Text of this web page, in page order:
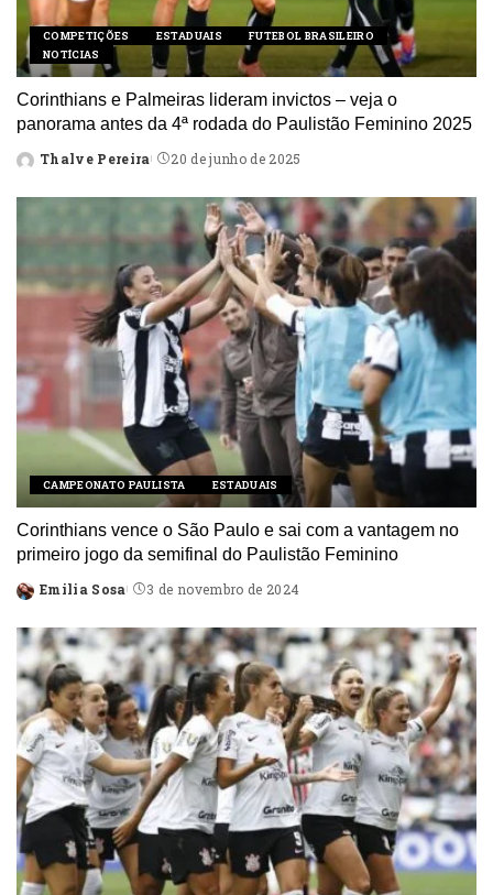
COMPETIÇÕES ESTADUAIS
FUTEBOL BRASILEIRO
NOTÍCIAS
Corinthians e Palmeiras lideram invictos – veja o
panorama antes da 4ª rodada do Paulistão Feminino 2025
Posted
Thalve Pereira 20 de junho de 2025
CAMPEONATO PAULISTA ESTADUAIS
Corinthians vence o São Paulo e sai com a vantagem no
primeiro jogo da semifinal do Paulistão Feminino
Posted
Emilia Sosa 3 de novembro de 2024